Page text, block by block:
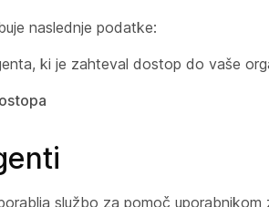
naslednje podatke:
ki je zahteval dostop do vaše
službo za pomoč